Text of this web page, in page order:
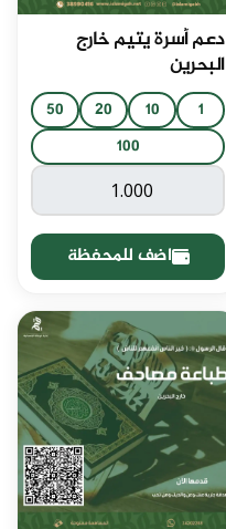
دعم أسرة يتيم خارج
البحرين
1
10
20
50
100
اضف للمحفظة